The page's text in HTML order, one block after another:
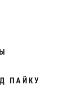
ПАЙКУ